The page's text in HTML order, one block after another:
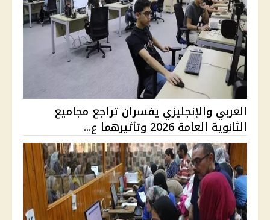
العربي والإنجليزي يفسران تراجع مجاميع
الثانوية العامة 2026 وتأثيرهما ع...